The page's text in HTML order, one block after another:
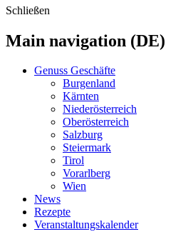
Schließen
Main navigation (DE)
Genuss Geschäfte
Burgenland
Kärnten
Niederösterreich
Oberösterreich
Salzburg
Steiermark
Tirol
Vorarlberg
Wien
News
Rezepte
Veranstaltungskalender